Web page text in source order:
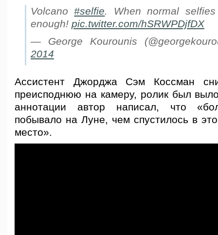
Volcano#selfie. When normal
enough! pic.twitter.com/hSRWPDjfDX
— George Kourounis
2014
Ассистент Джорджа Сэм Коссман
преисподнюю на камеру, ролик был
аннотации автор написал, что
побывало на Луне, чем спустилось в
место».